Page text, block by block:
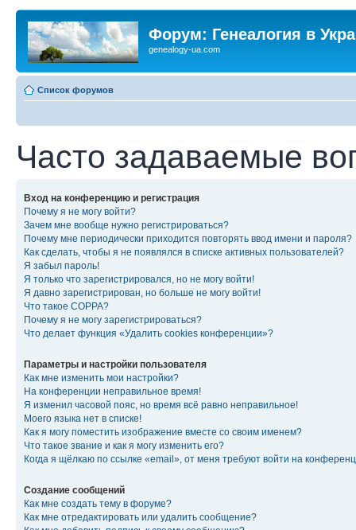
Форум: Генеалогия в
genealogy-ua.com
Список форумов
Часто задаваемые
Вход на конференцию и регистрация
Почему я не могу войти?
Зачем мне вообще нужно регистрироваться?
Почему мне периодически приходится повторять ввод имени и пароля?
Как сделать, чтобы я не появлялся в списке активных пользователей?
Я забыл пароль!
Я только что зарегистрировался, но не могу войти!
Я давно зарегистрирован, но больше не могу войти!
Что такое COPPA?
Почему я не могу зарегистрироваться?
Что делает функция «Удалить cookies конференции»?
Параметры и настройки пользователя
Как мне изменить мои настройки?
На конференции неправильное время!
Я изменил часовой пояс, но время всё равно неправильное!
Моего языка нет в списке!
Как я могу поместить изображение вместе со своим именем?
Что такое звание и как я могу изменить его?
Когда я щёлкаю по ссылке «email», от меня требуют войти на
Создание сообщений
Как мне создать тему в форуме?
Как мне отредактировать или удалить сообщение?